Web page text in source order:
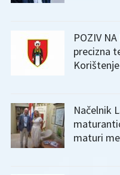
POZIV
precizna
Načelnik
maturi